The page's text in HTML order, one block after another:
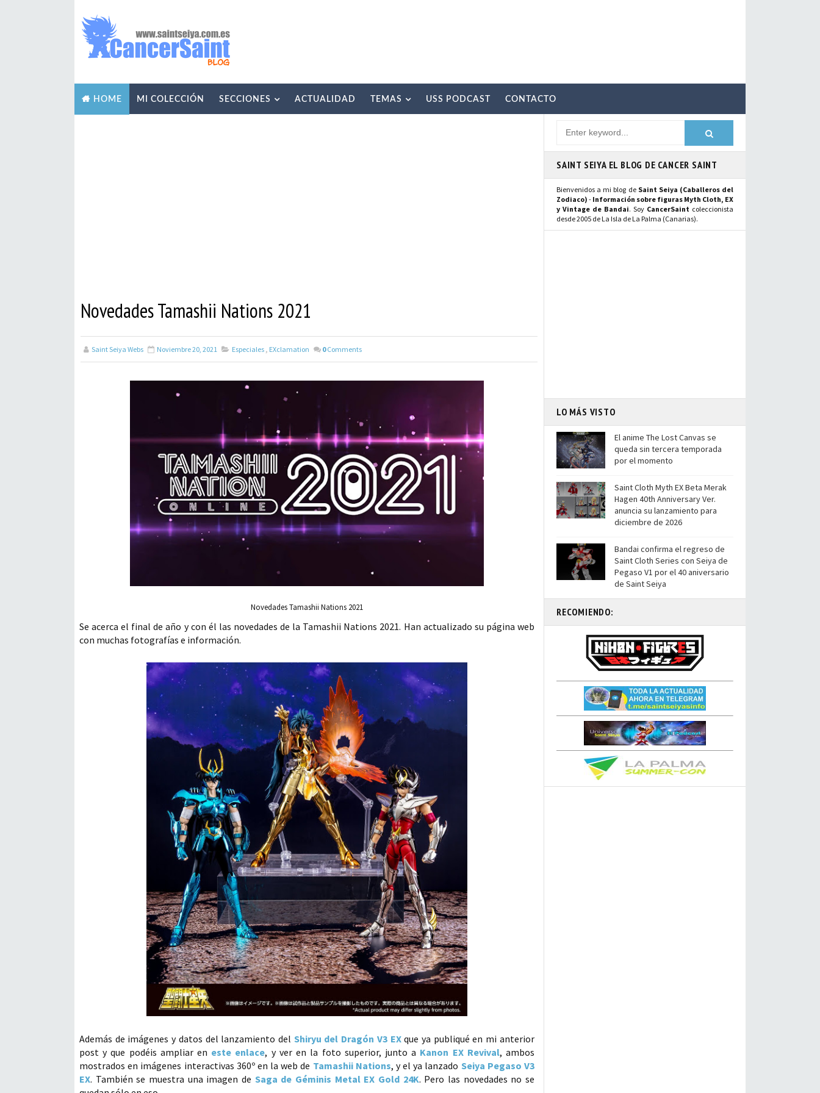
HOME MI COLECCIÓN SECCIONES ACTUALIDAD TEMAS USS PODCAST CONTACTO
Novedades Tamashii Nations 2021
Saint Seiya Webs Noviembre 20, 2021 Especiales , EXclamation 0 Comments
Novedades Tamashii Nations 2021
Se acerca el final de año y con él las novedades de la Tamashii Nations 2021. Han actualizado su página web
con muchas fotografías e información.
Además de imágenes y datos del lanzamiento del Shiryu del Dragón V3 EXque ya publiqué en mi anterior
post y que podéis ampliar en este enlace, y ver en la foto superior, junto a Kanon EX Revival, ambos
mostrados en imágenes interactivas 360º en la web de Tamashii Nations, y el ya lanzado Seiya Pegaso V3
EX. También se muestra una imagen de Saga de Géminis Metal EX Gold 24K. Pero las novedades no se
SAINT SEIYA EL BLOG DE CANCER SAINT
Bienvenidos a mi blog de Saint Seiya (Caballeros del
Zodiaco) - Información sobre figuras Myth Cloth, EX
y Vintage de Bandai. Soy CancerSaint coleccionista
desde 2005 de La Isla de La Palma (Canarias).
LO MÁS VISTO
El anime The Lost Canvas se
queda sin tercera temporada
por el momento
Saint Cloth Myth EX Beta Merak
Hagen 40th Anniversary Ver.
anuncia su lanzamiento para
diciembre de 2026
Bandai confirma el regreso de
Saint Cloth Series con Seiya de
Pegaso V1 por el 40 aniversario
de Saint Seiya
RECOMIENDO: